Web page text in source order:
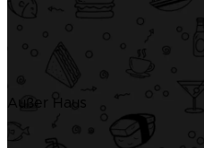
Außer Haus